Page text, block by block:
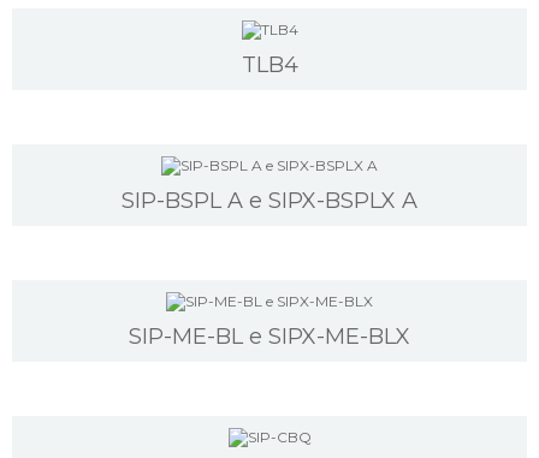
TLB4
SIP-BSPL A e SIPX-BSPLX A
SIP-ME-BL e SIPX-ME-BLX